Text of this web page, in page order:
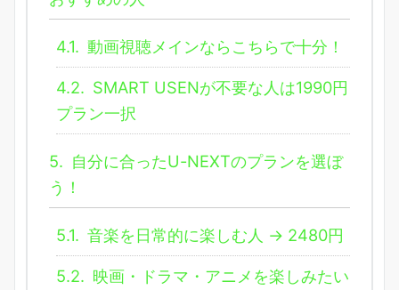
4.1. 動画視聴メインならこちらで十分！
4.2. SMART USENが不要な人は1990円
プラン一択
5. 自分に合ったU-NEXTのプランを選ぼ
う！
5.1. 音楽を日常的に楽しむ人 → 2480円
5.2. 映画・ドラマ・アニメを楽しみたい